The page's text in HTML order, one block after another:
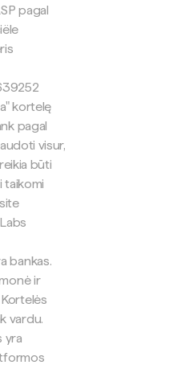
pagal
kortelę
pagal
visur,
būti
taikomi
bankas.
ir
vardu.
yra